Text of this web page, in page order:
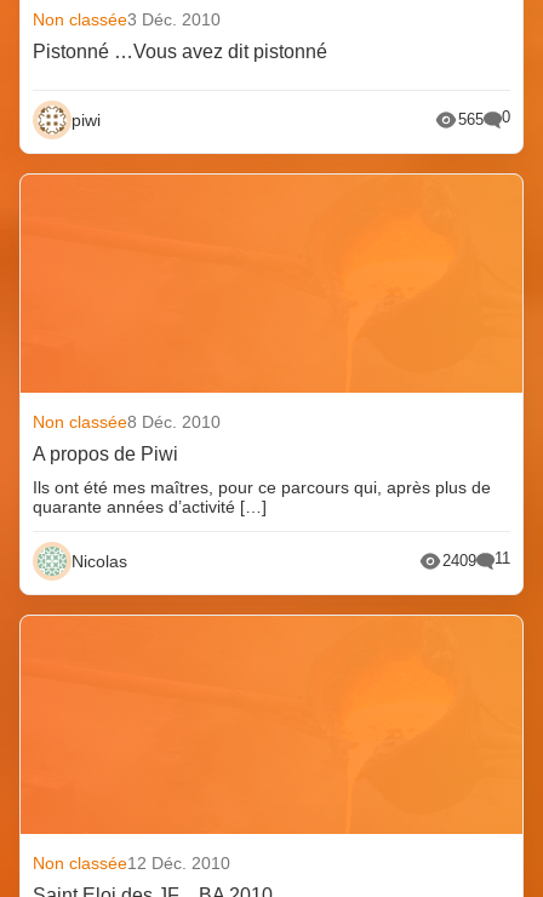
Non classée3 Déc. 2010
Pistonné …Vous avez dit pistonné
piwi 565 0
Non classée8 Déc. 2010
A propos de Piwi
Ils ont été mes maîtres, pour ce parcours qui, après plus de
quarante années d’activité […]
Nicolas 2409 11
Non classée12 Déc. 2010